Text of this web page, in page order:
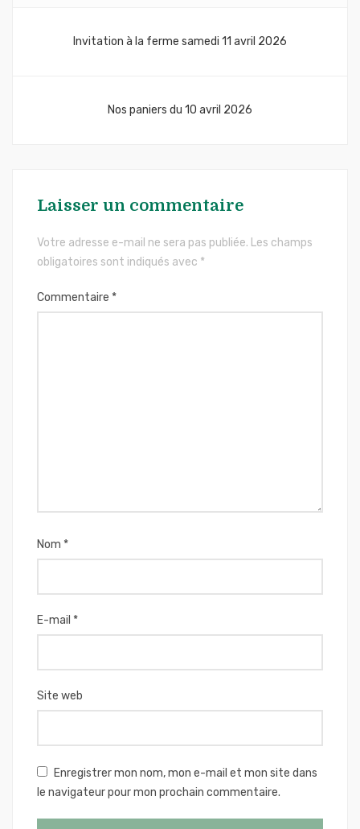
Invitation à la ferme samedi 11 avril 2026
Nos paniers du 10 avril 2026
Laisser un commentaire
Votre adresse e-mail ne sera pas publiée. Les champs
obligatoires sont indiqués avec *
Commentaire *
Nom *
E-mail *
Site web
Enregistrer mon nom, mon e-mail et mon site dans
le navigateur pour mon prochain commentaire.